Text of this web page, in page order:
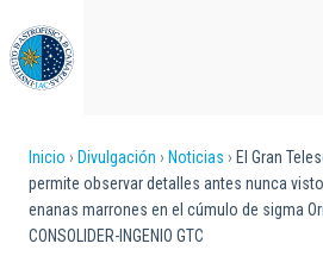
al
contenido
principal
Sobrescribir
enlaces
Inicio Divulgación Noticias
El Gran
permite observar detalles antes nunca
enanas marrones en el cúmulo de sigma
CONSOLIDER-INGENIO GTC